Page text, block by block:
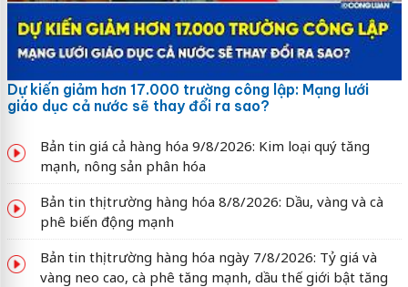
Dự kiến giảm hơn 17.000 trường công lập: Mạng lưới
giáo dục cả nước sẽ thay đổi ra sao?
Bản tin giá cả hàng hóa 9/8/2026: Kim loại quý tăng
mạnh, nông sản phân hóa
Bản tin thị trường hàng hóa 8/8/2026: Dầu, vàng và cà
phê biến động mạnh
Bản tin thị trường hàng hóa ngày 7/8/2026: Tỷ giá và
vàng neo cao, cà phê tăng mạnh, dầu thế giới bật tăng